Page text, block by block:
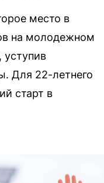
место в
на молодежном
уступив
Для 22-летнего
старт в